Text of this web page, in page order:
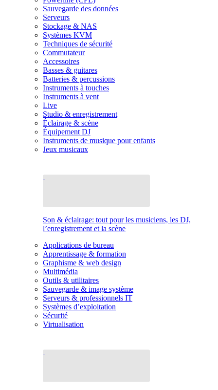
Sauvegarde des données
Serveurs
Stockage & NAS
Systèmes KVM
Techniques de sécurité
Commutateur
Accessoires
Basses & guitares
Batteries & percussions
Instruments à touches
Instruments à vent
Live
Studio & enregistrement
Éclairage & scène
Équipement DJ
Instruments de musique pour enfants
Jeux musicaux
Son & éclairage: tout pour les musiciens, les DJ,
l’enregistrement et la scène
Applications de bureau
Apprentissage & formation
Graphisme & web design
Multimédia
Outils & utilitaires
Sauvegarde & image système
Serveurs & professionnels IT
Systèmes d’exploitation
Sécurité
Virtualisation